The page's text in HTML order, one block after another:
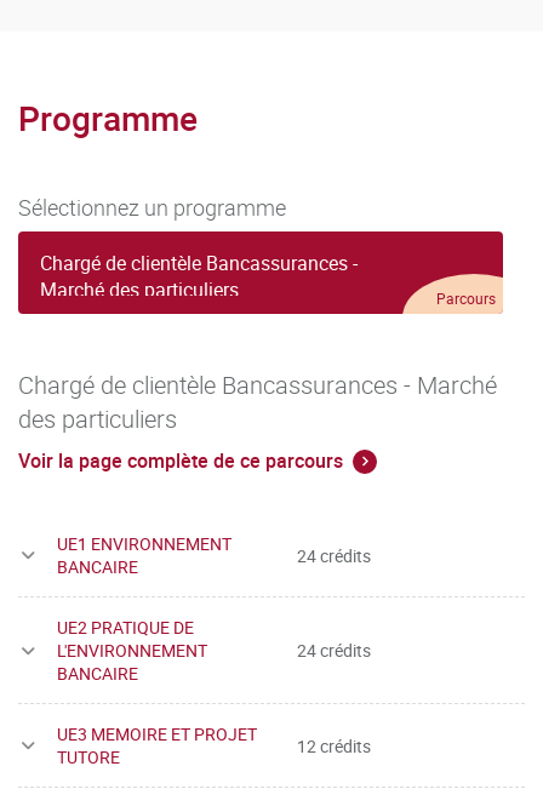
Programme
Sélectionnez un programme
Chargé de clientèle Bancassurances -
Marché des particuliers
Parcours
Chargé de clientèle Bancassurances - Marché
des particuliers
Voir la page complète de ce parcours
UE1 ENVIRONNEMENT
BANCAIRE
24 crédits
UE2 PRATIQUE DE
L'ENVIRONNEMENT
BANCAIRE
24 crédits
UE3 MEMOIRE ET PROJET
TUTORE
12 crédits